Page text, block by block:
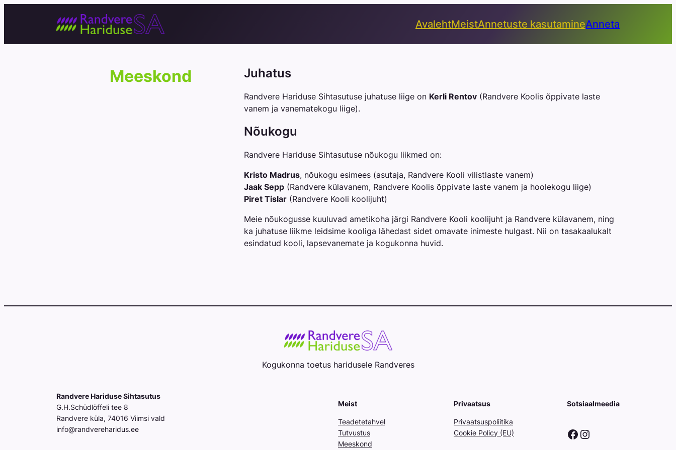
AvalehtMeistAnnetuste kasutamineAnneta
Meeskond Juhatus
Randvere Hariduse Sihtasutuse juhatuse liige on Kerli Rentov (Randvere Koolis õppivate laste
vanem ja vanematekogu liige).
Nõukogu
Randvere Hariduse Sihtasutuse nõukogu liikmed on:
Kristo Madrus, nõukogu esimees (asutaja, Randvere Kooli vilistlaste vanem)
Jaak Sepp (Randvere külavanem, Randvere Koolis õppivate laste vanem ja hoolekogu liige)
Piret Tislar (Randvere Kooli koolijuht)
Meie nõukogusse kuuluvad ametikoha järgi Randvere Kooli koolijuht ja Randvere külavanem, ning
ka juhatuse liikme leidsime kooliga lähedast sidet omavate inimeste hulgast. Nii on tasakaalukalt
esindatud kooli, lapsevanemate ja kogukonna huvid.
Kogukonna toetus haridusele Randveres
Randvere Hariduse Sihtasutus
G.H.Schüdlöffeli tee 8
Randvere küla, 74016 Viimsi vald
info@randvereharidus.ee
Meist
Teadetetahvel
Tutvustus
Meeskond
Privaatsus
Privaatsuspoliitika
Cookie Policy (EU)
Sotsiaalmeedia
Facebook Instagram